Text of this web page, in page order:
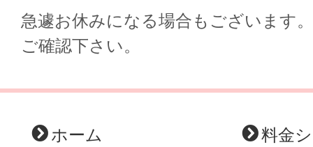
急遽お休みになる場合もございます
ご確認下さい。
ホーム 料金